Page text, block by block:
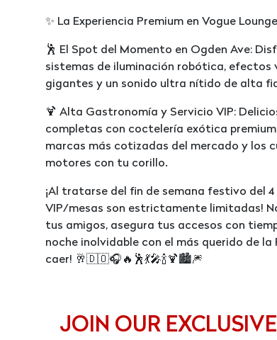
✨ La Experiencia Premium en Vogue
🕺 El Spot del Momento en Ogden Ave:
sistemas de iluminación robótica, efectos
gigantes y un sonido ultra nítido de alta
🍹 Alta Gastronomía y Servicio VIP:
completas con coctelería exótica
marcas más cotizadas del mercado y los
motores con tu corillo.
¡Al tratarse del fin de semana festivo del
VIP/mesas son estrictamente limitadas!
tus amigos, asegura tus accesos con
noche inolvidable con el más querido de
caer! 🥂🇩🇴🎧🔥🕺💃🎤🍾🍹🏙️🎆
JOIN OUR